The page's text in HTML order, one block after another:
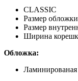
CLASSIC
Размер
Размер
Ширина
Обложка: